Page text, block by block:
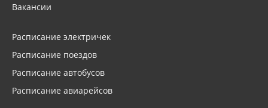
Вакансии
Расписание электричек
Расписание поездов
Расписание автобусов
Расписание авиарейсов